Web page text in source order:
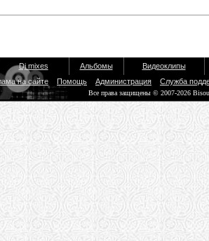
Dj mixes Альбомы
Видеоклипы
на сайте
Помощь Администрация Служба
Все права защищены © 2007-2026